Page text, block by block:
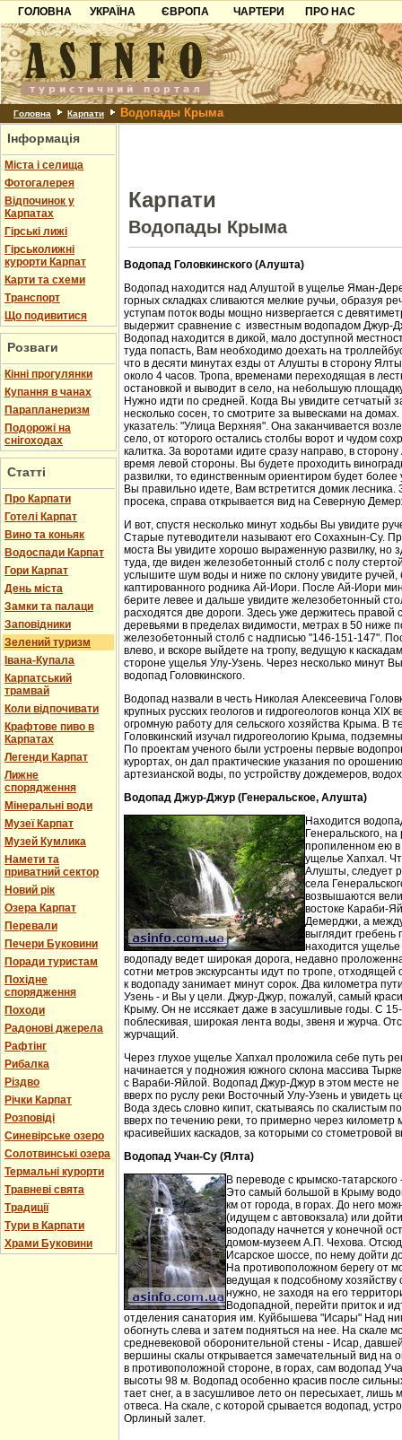
ГОЛОВНА
УКРАЇНА
Карпати
Азов
Причорноморря
Шацьк
ЄВРОПА
Чорногорія
Хорватія
Болгарія
Албанія
ЧАРТЕРИ
ПРО НАС
Контакти
Партнерам
Додати готель
Головна Карпати Водопады Крыма
Інформація
Міста і селища
Фотогалерея
Відпочинок у
Карпатах
Гірські лижі
Гірськолижні
курорти Карпат
Карти та схеми
Транспорт
Що подивитися
Розваги
Кінні прогулянки
Купання в чанах
Парапланеризм
Подорожі на
снігоходах
Статті
Про Карпати
Готелі Карпат
Вино та коньяк
Водоспади Карпат
Гори Карпат
День міста
Замки та палаци
Заповідники
Зелений туризм
Івана-Купала
Карпатський
трамвай
Коли відпочивати
Крафтове пиво в
Карпатах
Легенди Карпат
Лижне
спорядження
Мінеральні води
Музеї Карпат
Музей Кумлика
Намети та
приватний сектор
Новий рік
Озера Карпат
Перевали
Печери Буковини
Поради туристам
Похідне
спорядження
Походи
Радонові джерела
Рафтінг
Рибалка
Різдво
Річки Карпат
Розповіді
Синевірське озеро
Солотвинські озера
Термальні курорти
Травневі свята
Традиції
Тури в Карпати
Храми Буковини
Карпати
Водопады Крыма
Водопад Головкинского (Алушта)
Водопад находится над Алуштой в ущелье Яман-
горных складках сливаются мелкие ручьи, образуя
уступам поток воды мощно низвергается с
выдержит сравнение с известным водопадом Джур-
Водопад находится в дикой, мало доступной
туда попасть, Вам необходимо доехать на
что в десяти минутах езды от Алушты в сторону
около 4 часов. Тропа, временами переходящая в
остановкой и выводит в село, на небольшую
Нужно идти по средней. Когда Вы увидите сетчатый
несколько сосен, то смотрите за вывесками на
указатель: "Улица Верхняя". Она заканчивается
село, от которого остались столбы ворот и чудом
калитка. За воротами идите сразу направо, в
время левой стороны. Вы будете проходить
развилки, то единственным ориентиром будет более
Вы правильно идете, Вам встретится домик лесника.
просека, справа открывается вид на Северную
И вот, спустя несколько минут ходьбы Вы увидите
Старые путеводители называют его Сохахнын-Су.
моста Вы увидите хорошо выраженную развилку, но
туда, где виден железобетонный столб с полу
услышите шум воды и ниже по склону увидите
каптированного родника Ай-Иори. После Ай-Иори
берите левее и дальше увидите железобетонный
расходятся две дороги. Здесь уже держитесь правой
деревьями в пределах видимости, метрах в 50 ниже
железобетонный столб с надписью "146-151-147".
влево, и вскоре выйдете на тропу, ведущую к
стороне ущелья Улу-Узень. Через несколько минут
водопад Головкинского.
Водопад назвали в честь Николая Алексеевича
крупных русских геологов и гидрогеологов конца XIX
огромную работу для сельского хозяйства Крыма. В
Головкинский изучал гидрогеологию Крыма,
По проектам ученого были устроены первые
курортах, он дал практические указания по
артезианской воды, по устройству дождемеров,
Водопад Джур-Джур (Генеральское, Алушта)
Находится
Генеральского,
пропиленном ею в
ущелье Хапхал.
Алушты, следует
села
возвышаются
востоке Караби-
Демерджи, а
выглядит гребень
находится
водопаду ведет широкая дорога, недавно
сотни метров экскурсанты идут по тропе, отходящей
к водопаду занимает минут сорок. Два километра
Узень - и Вы у цели. Джур-Джур, пожалуй, самый
Крыму. Он не иссякает даже в засушливые годы. С
поблескивая, широкая лента воды, звеня и журча.
журчащий.
Через глухое ущелье Хапхал проложила себе путь
начинается у подножия южного склона массива
с Вараби-Яйлой. Водопад Джур-Джур в этом месте
вверх по руслу реки Восточный Улу-Узень и увидеть
Вода здесь словно кипит, скатываясь по скалистым
вверх по течению реки, то примерно через километр
красивейших каскадов, за которыми со стометровой
Водопад Учан-Су (Ялта)
В переводе с крымско-
Это самый большой в Крыму
км от города, в горах. До него
(идущем с автовокзала) или
водопаду начнется у конечной
домом-музеем А.П. Чехова.
Исарское шоссе, по нему дойти
На противоположном берегу от
ведущая к подсобному
нужно, не заходя на его
Водопадной, перейти приток и
отделения санатория им. Куйбышева "Исары" Над
обогнуть слева и затем подняться на нее. На скале
средневековой оборонительной стены - Исар,
вершины скалы открывается замечательный вид на
в противоположной стороне, в горах, сам водопад
высоты 98 м. Водопад особенно красив после
тает снег, а в засушливое лето он пересыхает, лишь
отвеса. На скале, с которой срывается водопад,
Орлиный залет.